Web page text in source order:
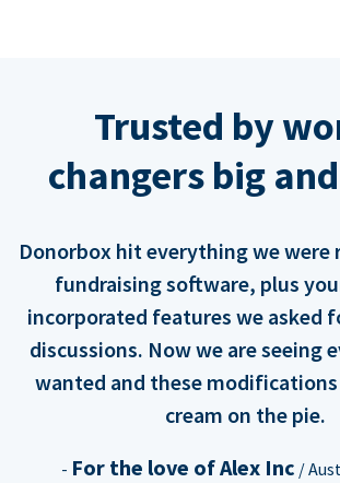
Trusted by
changers big
Donorbox hit everything we were
fundraising software, plus
incorporated features we asked
discussions. Now we are seeing
wanted and these modifications
cream on the pie.
- For the love of Alex Inc /